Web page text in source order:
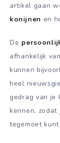
artikel gaan
konijnen en
De
afhankelijk
kunnen
heel
gedrag van je
kennen,
tegemoet kunt